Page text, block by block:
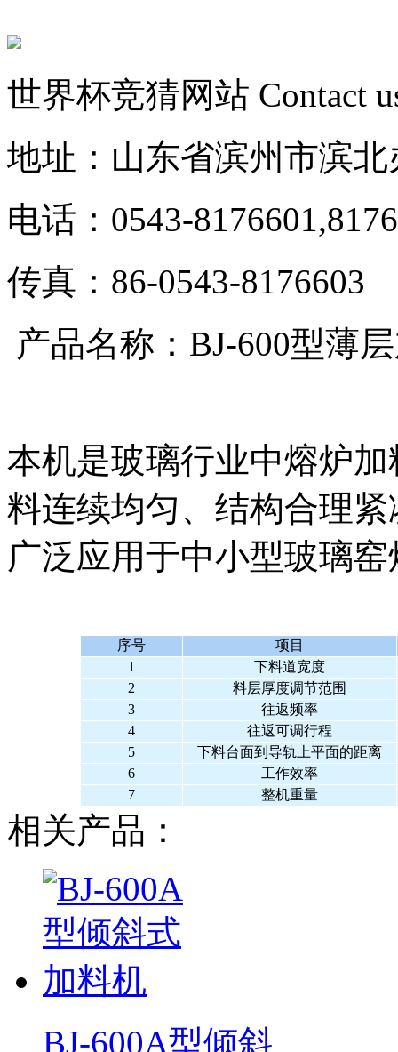
世界杯竞猜网站 Contact
地址：山东省滨州市滨
电话：0543-
传真：86-0543-8176603
产品名称： BJ-600型薄
本机是玻璃行业中熔炉
料连续均匀、结构合理
广泛应用于中小型玻璃
序号
项目
1
下料道宽度
2
料层厚度调节范围
3
往返频率
4
往返可调行程
5
下料台面到导轨上平面的距离
6
工作效率
7
整机重量
相关产品：
BJ-600A型倾斜